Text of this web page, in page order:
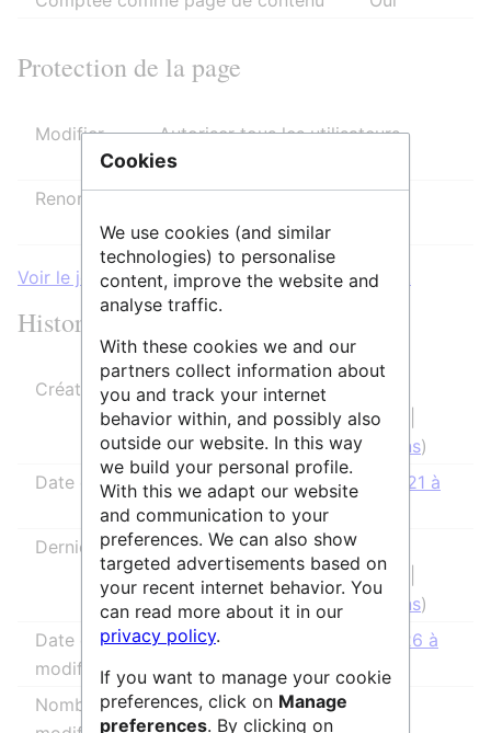
Protection de la page
Modifier
Autoriser tous les utilisateurs
(infini)
Renommer
(infini)
Voir le journal des protections pour cette page.
Historique des modifications
Créateur de la page
AnneAdmin
(discussion
contributions)
Date de création de la page
19 juillet 2021 à
15:50
Dernier rédacteur
Raphaël
(discussion
contributions)
Date de la dernière
modification
20 avril 2026 à
16:27
Nombre total de
28
Cookies
We use cookies (and similar
technologies) to personalise
content, improve the website and
analyse traffic.
With these cookies we and our
partners collect information about
you and track your internet
behavior within, and possibly also
outside our website. In this way
we build your personal profile.
With this we adapt our website
and communication to your
preferences. We can also show
targeted advertisements based on
your recent internet behavior. You
can read more about it in our
privacy policy.
If you want to manage your cookie
preferences, click on Manage
preferences. By clicking on